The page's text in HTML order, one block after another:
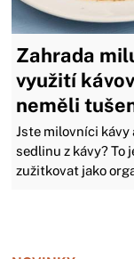
Zahrada
využití
neměli
Jste milovníci
sedlinu z kávy? To
zužitkovat jako